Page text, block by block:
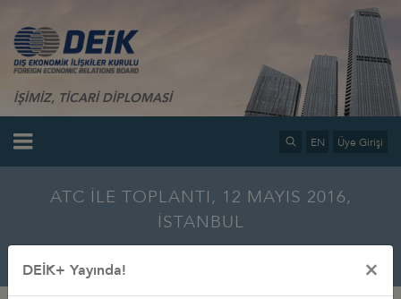
İŞİMİZ, TİCARİ DİPLOMASİ
EN Üye Girişi
ATC İLE TOPLANTI, 12 MAYIS 2016,
İSTANBUL
DEİK+ Yayında! ×